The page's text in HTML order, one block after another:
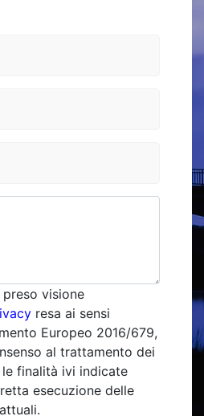
visione
resa ai sensi
Europeo 2016/679,
al trattamento dei
finalità ivi indicate
esecuzione delle